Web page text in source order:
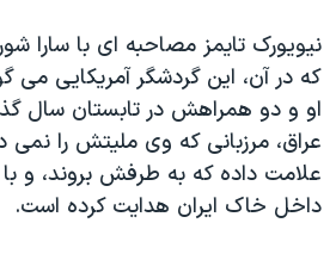
اسرائیل در جنگ
نرگس محمدی برنده جایزه نوبل صلح
همایش محافظه‌کاران آمریکا «سی‌پک»
صفحه‌های ویژه
نيويورک تايمز مصاحبه ای با سارا
که در آن، اين گردشگر آمريکايی می
او و دو همراهش در تابستان سال
عراق، مرزبانی که وی مليتش را نمی
علامت داده که به طرفش بروند، و با
داخل خاک ايران هدايت کرده است.